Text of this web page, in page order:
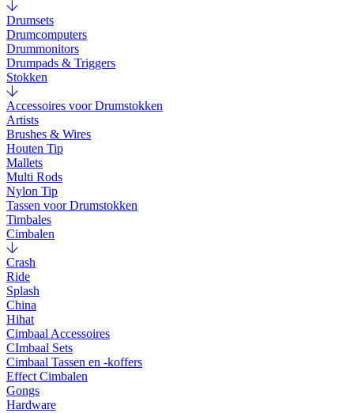
Drumsets
Drumcomputers
Drummonitors
Drumpads & Triggers
Stokken
Accessoires voor Drumstokken
Artists
Brushes & Wires
Houten Tip
Mallets
Multi Rods
Nylon Tip
Tassen voor Drumstokken
Timbales
Cimbalen
Crash
Ride
Splash
China
Hihat
Cimbaal Accessoires
CImbaal Sets
Cimbaal Tassen en -koffers
Effect Cimbalen
Gongs
Hardware